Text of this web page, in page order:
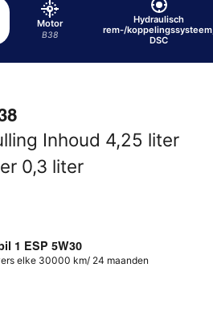
Motor
B38
Hydraulisch
rem-/koppelingssysteem,
DSC
Inhoud 4,25 liter
0,3 liter
1 ESP 5W30
elke 30000 km/ 24 maanden